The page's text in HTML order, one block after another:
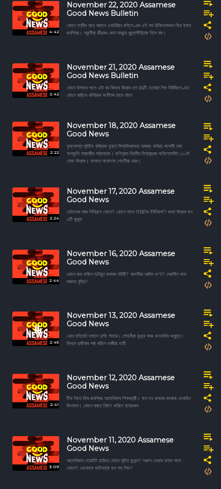
4:42
November 22, 2020 Assamese
Good News Bulletin
কোনে পত্নীৰ বাবে বজালে একৰ্ডিয়ান থাইলেণ্ডৰ এই পশু চিকিৎসকজন কিয় ইমান
জনপ্ৰিয়। স্কুলীয়া জীৱনৰ কোন বন্ধুৱে ধুমুহাপীড়িতক দিলে ঘৰ।
2:42
November 21, 2020 Assamese
Good News Bulletin
কোনে উপহাৰ পালে এটা ঘৰ কিদৰে উদ্ধাৰ হল 56টি হেৰোৱা শিশু নিউজিলেণ্ডত
কোনে নাছিলে বলিউডৰ সংগীতৰ তালে তালে
2:22
November 18, 2020 Assamese
Good News
কৃষ্ণকান্ত সন্দিকৈ ৰাজ্যিক মুক্ত বিশ্ববিদ্যালয়ে আৰম্ভ কৰিছে জাপানী তথা
সংস্কৃতি সম্বন্ধীয় পাঠ্যক্রম। মণিপুৰত দ্বিতীয় বিশ্বযুদ্ধৰ অবিস্ফোৰিত ১২২টা
বোমা উদ্ধাৰ। অসমত কৰোণাৰ শেহতীয়া খৱৰ।
2:24
November 17, 2020 Assamese
Good News
বেটমেনৰ সাজ পিন্ধিলে কোনে? কোনে পালে ITBPৰ ইউনিফৰ্ম? বানত উদ্ধাৰ হল
এটি কুকুৰ
2:44
November 16, 2020 Assamese
Good News
কোনে জয় কৰিলে 6নিযুত ডলাৰৰ লটাৰী? আগতীয়া বৰদিন ক'ত? দেৱালীত কাৰ
দৰমহা বৃদ্ধি?
2:45
November 13, 2020 Assamese
Good News
কোন মহিলাই বগালে দুৰ্গম পাহাৰ। পোহনীয়া কুকুৰ আৰু কণমানিৰ বন্ধুত্ব।
কিদৰে দুৰ্ঘটনাৰ পৰা বাছিল বনৰীয়া হাতী
2:41
November 12, 2020 Assamese
Good News
টিক টকত কিয় জনপ্ৰিয় আমেৰিকাৰ শিক্ষয়ত্ৰী। কত হব ভাৰতৰ কৰোনা ভেকচিন
উৎপাদন। কোনে ঘৰতে নিৰ্মাণ কৰিলে ক্লাচৰুম
3:09
November 11, 2020 Assamese
Good News
আমেৰিকাৰ হোৱাইট হাউচত কোনে পুহিব কুকুৰ? পঞ্চাশ হেজাৰ ডলাৰ পালে
কোনে? কেনেদৰে অভিযন্তা হল পথ শিশু?